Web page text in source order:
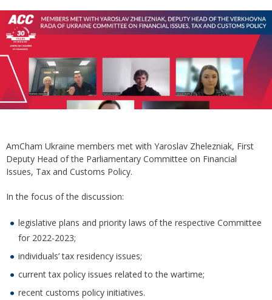
AmCham Ukraine members met with Yaroslav Zhelezniak, First
Deputy Head of the Parliamentary Committee on Financial
Issues, Tax and Customs Policy.
In the focus of the discussion:
legislative plans and priority laws of the respective Committee
for 2022-2023;
individuals’ tax residency issues;
current tax policy issues related to the wartime;
recent customs policy initiatives.